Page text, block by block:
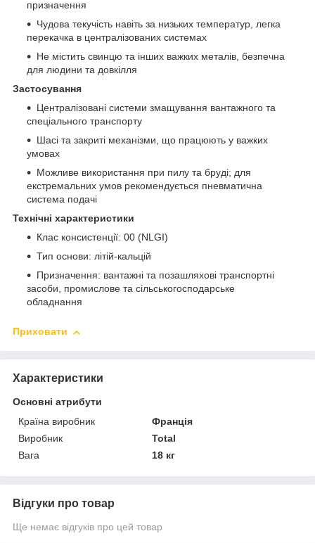
призначення
Чудова текучість навіть за низьких температур, легка
перекачка в централізованих системах
Не містить свинцю та інших важких металів, безпечна
для людини та довкілля
Застосування
Централізовані системи змащування вантажного та
спеціального транспорту
Шасі та закриті механізми, що працюють у важких
умовах
Можливе використання при пилу та бруді; для
екстремальних умов рекомендується пневматична
система подачі
Технічні характеристики
Клас консистенції: 00 (NLGI)
Тип основи: літій-кальцій
Призначення: вантажні та позашляхові транспортні
засоби, промислове та сільськогосподарське
обладнання
Приховати
Характеристики
Основні атрибути
Країна виробник
Франція
Виробник
Total
Вага
18 кг
Відгуки про товар
Ще немає відгуків про цей товар